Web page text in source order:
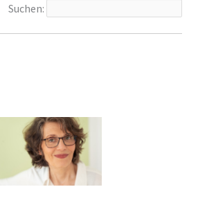
Suchen: